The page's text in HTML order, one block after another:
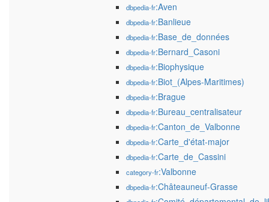
dbpedia-fr:Aven
dbpedia-fr:Banlieue
dbpedia-fr:Base_de_données
dbpedia-fr:Bernard_Casoni
dbpedia-fr:Biophysique
dbpedia-fr:Biot_(Alpes-Maritimes)
dbpedia-fr:Brague
dbpedia-fr:Bureau_centralisateur
dbpedia-fr:Canton_de_Valbonne
dbpedia-fr:Carte_d'état-major
dbpedia-fr:Carte_de_Cassini
category-fr:Valbonne
dbpedia-fr:Châteauneuf-Grasse